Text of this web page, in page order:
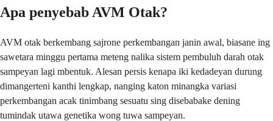
Apa penyebab AVM Otak?
AVM otak berkembang sajrone perkembangan janin awal, biasane ing
sawetara minggu pertama meteng nalika sistem pembuluh darah otak
sampeyan lagi mbentuk. Alesan persis kenapa iki kedadeyan durung
dimangerteni kanthi lengkap, nanging katon minangka variasi
perkembangan acak tinimbang sesuatu sing disebabake dening
tumindak utawa genetika wong tuwa sampeyan.